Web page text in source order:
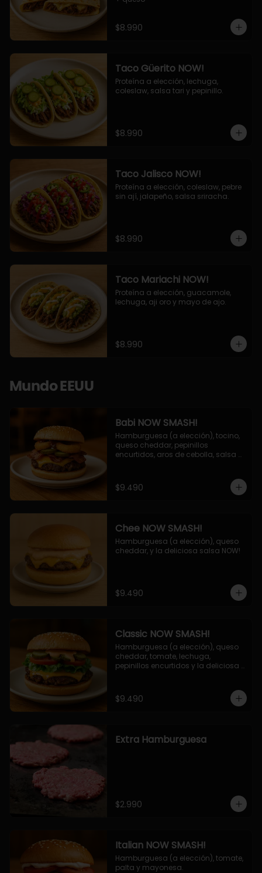
$8.990
Taco Güerito NOW!
Proteína a elección, lechuga,
coleslaw, salsa tari y pepinillo.
$8.990
Taco Jalisco NOW!
Proteína a elección, coleslaw, pebre
sin ají, jalapeño, salsa sriracha.
$8.990
Taco Mariachi NOW!
Proteína a elección, guacamole,
lechuga, aji oro y mayo de ajo.
$8.990
Mundo EEUU
Babi NOW SMASH!
Hamburguesa (a elección), tocino,
queso cheddar, pepinillos
encurtidos, aros de cebolla, salsa
$9.490
Chee NOW SMASH!
Hamburguesa (a elección), queso
cheddar, y la deliciosa salsa NOW!
$9.490
Classic NOW SMASH!
Hamburguesa (a elección), queso
cheddar, tomate, lechuga,
pepinillos encurtidos y la deliciosa
$9.490
Extra Hamburguesa
$2.990
Italian NOW SMASH!
Hamburguesa (a elección), tomate,
palta y mayonesa.